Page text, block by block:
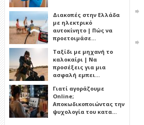
Διακοπές στην Ελλάδα
με ηλεκτρικό
αυτοκίνητο | Πώς να
προετοιμάσε…
Ταξίδι με μηχανή το
καλοκαίρι | Να
προσέξεις για μια
ασφαλή εμπει…
Γιατί αγοράζουμε
Online;
Αποκωδικοποιώντας την
ψυχολογία του κατα…